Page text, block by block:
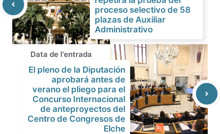
proceso selectivo de 58
plazas de Auxiliar
Administrativo
Data de l'entrada
El pleno de la Diputación
aprobará antes de
verano el pliego para el
Concurso Internacional
de anteproyectos del
Centro de Congresos de
Elche